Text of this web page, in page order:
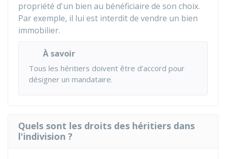
propriété d'un bien au bénéficiaire de son choix.
Par exemple, il lui est interdit de vendre un bien
immobilier.
À savoir
Tous les héritiers doivent être d'accord pour
désigner un mandataire.
Quels sont les droits des héritiers dans
l'indivision ?